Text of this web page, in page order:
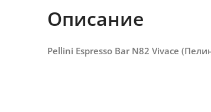
Описание
Pellini Espresso Bar N82 Vivace